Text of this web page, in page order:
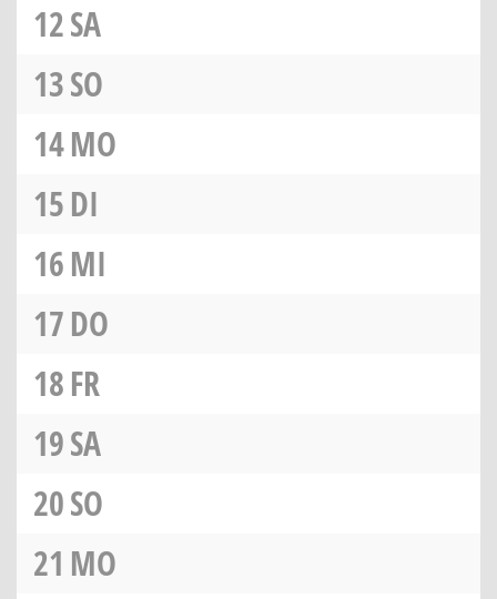
12SA
13SO
14MO
15DI
16MI
17DO
18FR
19SA
20SO
21 MO